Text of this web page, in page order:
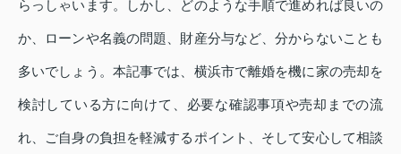
らっしゃいます。しかし、どのような手順で進めれば良いの
か、ローンや名義の問題、財産分与など、分からないことも
多いでしょう。本記事では、横浜市で離婚を機に家の売却を
検討している方に向けて、必要な確認事項や売却までの流
れ、ご自身の負担を軽減するポイント、そして安心して相談